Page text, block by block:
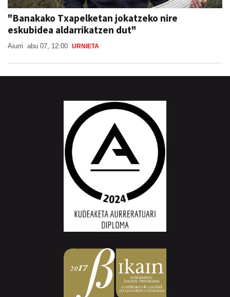
"Banakako Txapelketan jokatzeko nire
eskubidea aldarrikatzen dut"
Aiurri abu 07, 12:00 URNIETA